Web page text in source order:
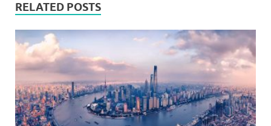
RELATED POSTS